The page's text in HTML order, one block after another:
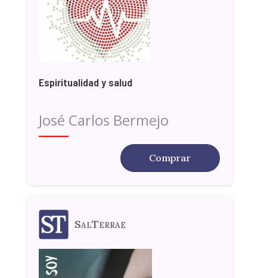
Espiritualidad y salud
José Carlos Bermejo
Comprar
SalTerrae